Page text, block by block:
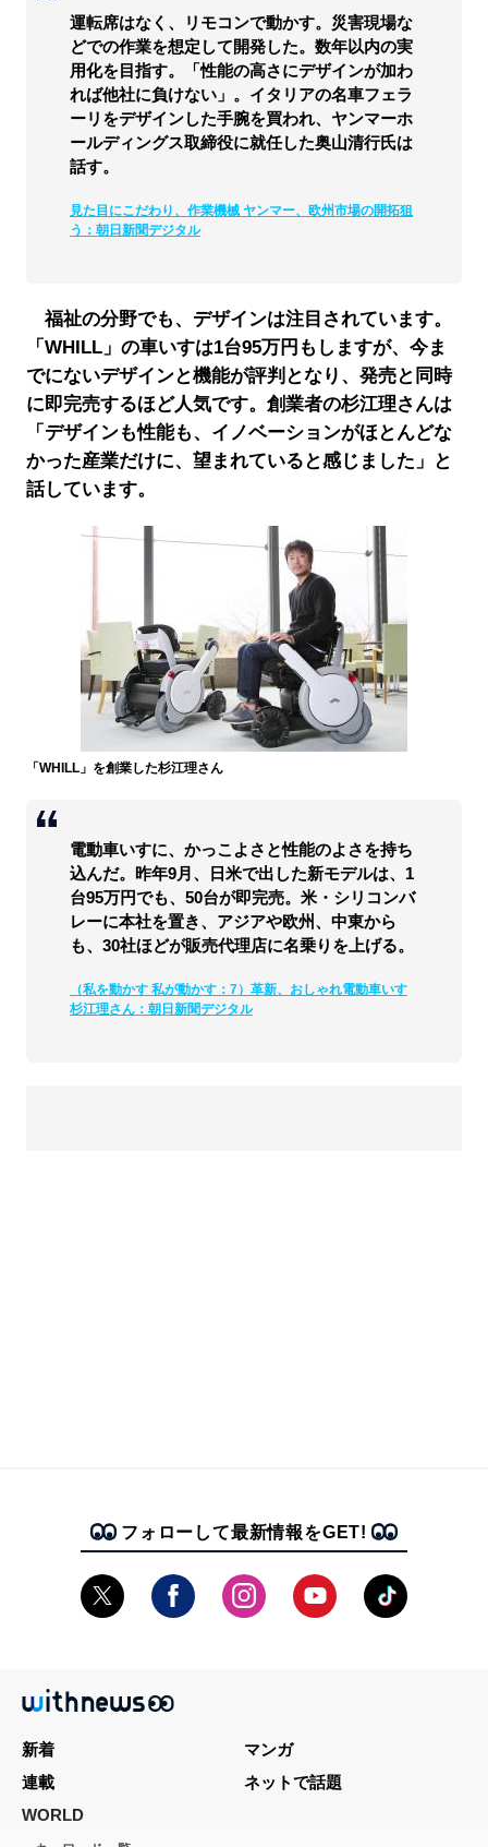
運転席はなく、リモコンで動かす。災害現場な
どでの作業を想定して開発した。数年以内の実
用化を目指す。「性能の高さにデザインが加わ
れば他社に負けない」。イタリアの名車フェラ
ーリをデザインした手腕を買われ、ヤンマーホ
ールディングス取締役に就任した奥山清行氏は
話す。
見た目にこだわり、作業機械 ヤンマー、欧州市場の開拓狙
う：朝日新聞デジタル
福祉の分野でも、デザインは注目されています。
「WHILL」の車いすは1台95万円もしますが、今ま
でにないデザインと機能が評判となり、発売と同時
に即完売するほど人気です。創業者の杉江理さんは
「デザインも性能も、イノベーションがほとんどな
かった産業だけに、望まれていると感じました」と
話しています。
「WHILL」を創業した杉江理さん
電動車いすに、かっこよさと性能のよさを持ち
込んだ。昨年9月、日米で出した新モデルは、1
台95万円でも、50台が即完売。米・シリコンバ
レーに本社を置き、アジアや欧州、中東から
も、30社ほどが販売代理店に名乗りを上げる。
（私を動かす 私が動かす：7）革新、おしゃれ電動車いす
杉江理さん：朝日新聞デジタル
フォローして最新情報をGET!
新着
マンガ
連載
ネットで話題
WORLD